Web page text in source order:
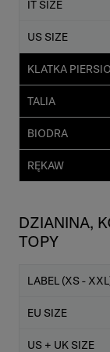
IT SIZE
US SIZE
KLATKA
TALIA
BIODRA
RĘKAW
DZIANINA,
TOPY
LABEL (XS -
EU SIZE
US + UK SIZE